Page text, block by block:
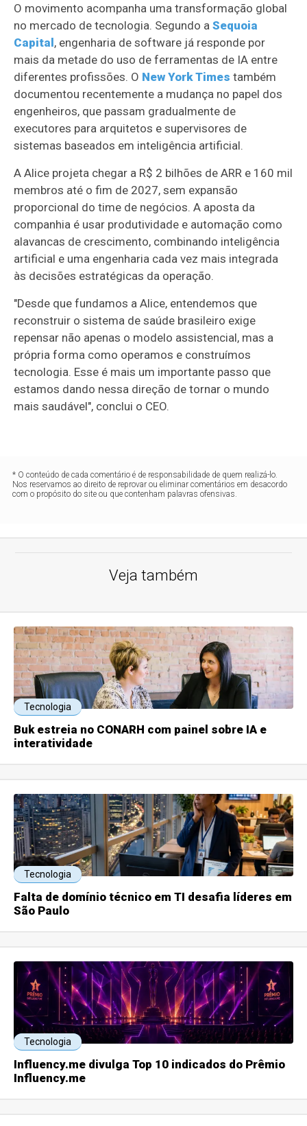
O movimento acompanha uma transformação global
no mercado de tecnologia. Segundo aSequoia
Capital, engenharia de software já responde por
mais da metade do uso de ferramentas de IA entre
diferentes profissões. O New York Times também
documentou recentemente a mudança no papel dos
engenheiros, que passam gradualmente de
executores para arquitetos e supervisores de
sistemas baseados em inteligência artificial.
A Alice projeta chegar a R$ 2 bilhões de ARR e 160 mil
membros até o fim de 2027, sem expansão
proporcional do time de negócios. A aposta da
companhia é usar produtividade e automação como
alavancas de crescimento, combinando inteligência
artificial e uma engenharia cada vez mais integrada
às decisões estratégicas da operação.
"Desde que fundamos a Alice, entendemos que
reconstruir o sistema de saúde brasileiro exige
repensar não apenas o modelo assistencial, mas a
própria forma como operamos e construímos
tecnologia. Esse é mais um importante passo que
estamos dando nessa direção de tornar o mundo
mais saudável", conclui o CEO.
* O conteúdo de cada comentário é de responsabilidade de quem realizá-lo.
Nos reservamos ao direito de reprovar ou eliminar comentários em desacordo
com o propósito do site ou que contenham palavras ofensivas.
Veja também
Tecnologia
Buk estreia no CONARH com painel sobre IA e
interatividade
Tecnologia
Falta de domínio técnico em TI desafia líderes em
São Paulo
Tecnologia
Influency.me divulga Top 10 indicados do Prêmio
Influency.me